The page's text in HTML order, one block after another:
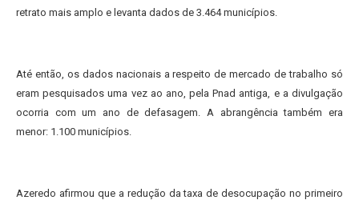
retrato mais amplo e levanta dados de 3.464 municípios.
Até então, os dados nacionais a respeito de mercado de trabalho só
eram pesquisados uma vez ao ano, pela Pnad antiga, e a divulgação
ocorria com um ano de defasagem. A abrangência também era
menor: 1.100 municípios.
Azeredo afirmou que a redução da taxa de desocupação no primeiro